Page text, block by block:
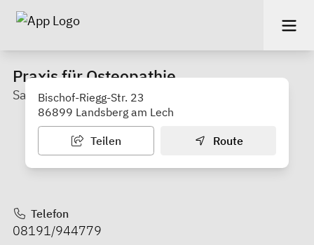
Praxis für Osteopathie
Sabine Freier
Bischof-Riegg-Str. 23
86899 Landsberg am Lech
Teilen Route
Telefon
08191/944779